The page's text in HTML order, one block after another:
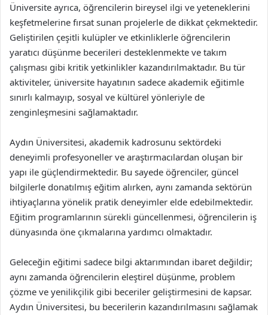
Üniversite ayrıca, öğrencilerin bireysel ilgi ve yeteneklerini
keşfetmelerine fırsat sunan projelerle de dikkat çekmektedir.
Geliştirilen çeşitli kulüpler ve etkinliklerle öğrencilerin
yaratıcı düşünme becerileri desteklenmekte ve takım
çalışması gibi kritik yetkinlikler kazandırılmaktadır. Bu tür
aktiviteler, üniversite hayatının sadece akademik eğitimle
sınırlı kalmayıp, sosyal ve kültürel yönleriyle de
zenginleşmesini sağlamaktadır.
Aydın Üniversitesi, akademik kadrosunu sektördeki
deneyimli profesyoneller ve araştırmacılardan oluşan bir
yapı ile güçlendirmektedir. Bu sayede öğrenciler, güncel
bilgilerle donatılmış eğitim alırken, aynı zamanda sektörün
ihtiyaçlarına yönelik pratik deneyimler elde edebilmektedir.
Eğitim programlarının sürekli güncellenmesi, öğrencilerin iş
dünyasında öne çıkmalarına yardımcı olmaktadır.
Geleceğin eğitimi sadece bilgi aktarımından ibaret değildir;
aynı zamanda öğrencilerin eleştirel düşünme, problem
çözme ve yenilikçilik gibi beceriler geliştirmesini de kapsar.
Aydın Üniversitesi, bu becerilerin kazandırılmasını sağlamak